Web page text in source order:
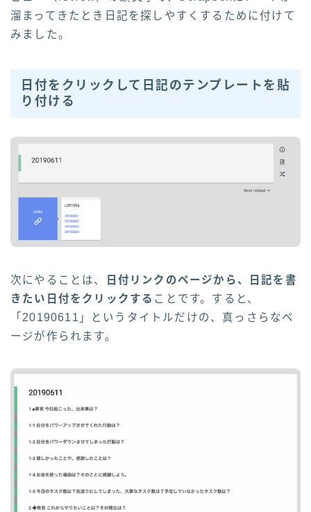
溜まってきたとき日記を探しやすくするため に付けて
みました。
日付をクリックして日記のテンプレートを貼
り付ける
次にやることは、
日付リンクのページから、日記を書
きたい日付をクリックする ことです。すると、
「20190611」というタイトルだけの、真っさらなペ
ージが作られます。